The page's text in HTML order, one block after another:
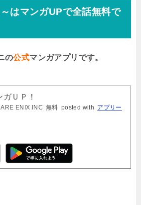
はマンガUPで全話無料で
の公式マンガアプリです。
ガＵＰ！
ENIX INC 無料 posted with アプリー